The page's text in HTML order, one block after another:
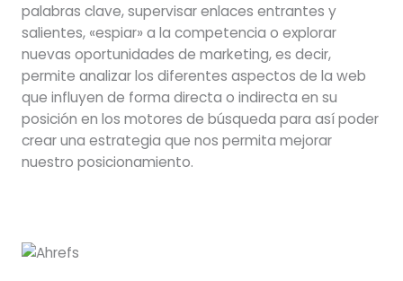
palabras clave, supervisar enlaces entrantes y
salientes, «espiar» a la competencia o explorar
nuevas oportunidades de marketing, es decir,
permite analizar los diferentes aspectos de la web
que influyen de forma directa o indirecta en su
posición en los motores de búsqueda para así poder
crear una estrategia que nos permita mejorar
nuestro posicionamiento.